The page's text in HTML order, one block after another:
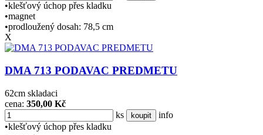
•klešťový úchop přes kladku
•magnet
•prodloužený dosah: 78,5 cm
X
DMA 713 PODAVAC PREDMETU
62cm skladaci
cena: 350,00 Kč
ks
koupit
info
•klešťový úchop přes kladku